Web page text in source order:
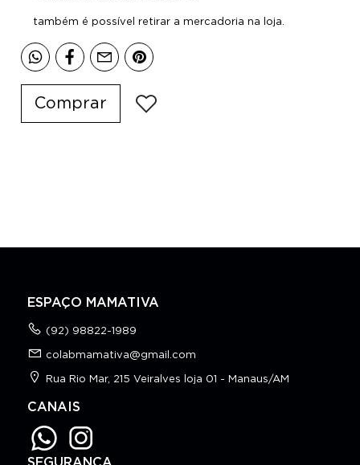
também é possível retirar a mercadoria na loja.
Comprar
ESPAÇO MAMATIVA
(92) 98822-1989
colabmamativa@gmail.com
Rua Rio Mar, 215 Veiralves loja 01 - Manaus/AM
CANAIS
SEGURANÇA